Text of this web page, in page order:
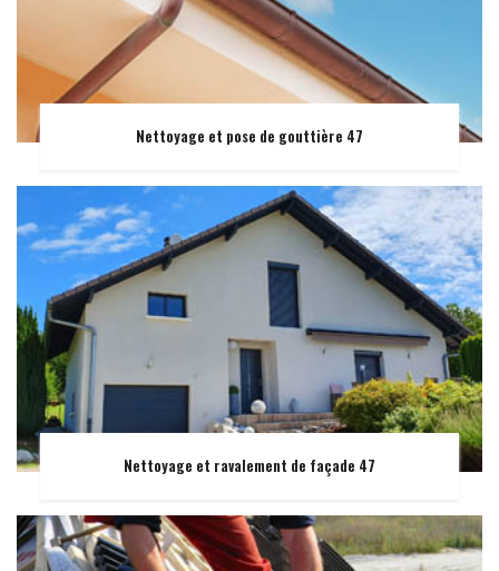
Nettoyage et pose de gouttière 47
Nettoyage et ravalement de façade 47